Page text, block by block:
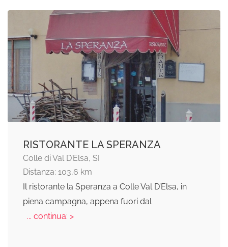
RISTORANTE LA SPERANZA
Colle di Val D’Elsa, SI
Distanza: 103,6 km
Il ristorante la Speranza a Colle Val D’Elsa, in
piena campagna, appena fuori dal
... continua: >